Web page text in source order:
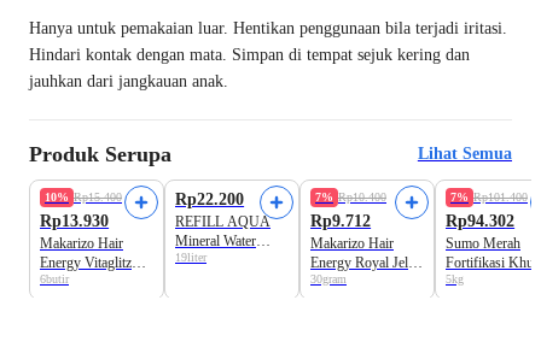
Hanya untuk pemakaian luar. Hentikan penggunaan bila terjadi iritasi.
Hindari kontak dengan mata. Simpan di tempat sejuk kering dan
jauhkan dari jangkauan anak.
Produk Serupa Lihat Semua
10% Rp15.400
Rp13.930
Makarizo Hair
Energy Vitaglitz
Royal Jelly Hair
6butir
Rp22.200
REFILL AQUA
Mineral Water
Galon
19liter
7% Rp10.400
Rp9.712
Makarizo Hair
Energy Royal Jelly
Anti Aging
30gram
7% Rp101.400
Rp94.302
Sumo Merah
Fortifikasi
Beras Premium
5kg